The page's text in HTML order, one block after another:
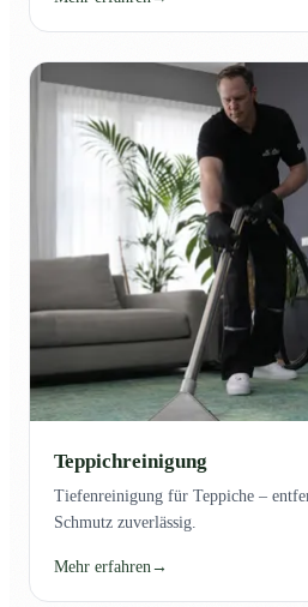
Teppichreinigung
Tiefenreinigung für Teppiche –
Schmutz zuverlässig.
Mehr erfahren →